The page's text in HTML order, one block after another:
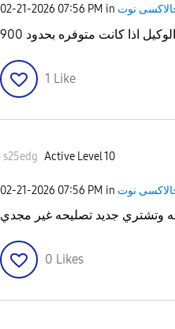
‎02-21-2026 07:56 PM in نوت
اذا كانت متوفره بحدود 900
1 Like
s25edg Active Level 10
‎02-21-2026 07:56 PM in نوت
وتشتري جديد تصليحه غير مجدي
0 Likes